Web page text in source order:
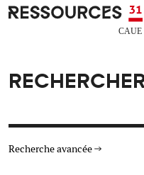
Aller au contenu principal
CAUE
Recherche avancée